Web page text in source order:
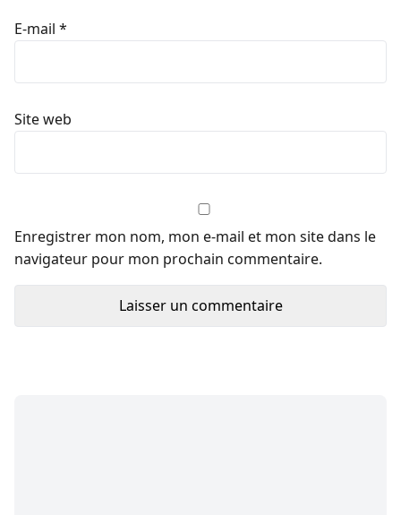
E-mail *
Site web
Enregistrer mon nom, mon e-mail et mon site dans le
navigateur pour mon prochain commentaire.